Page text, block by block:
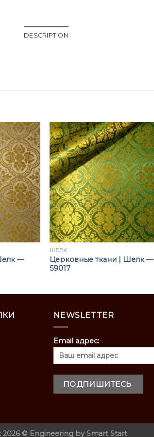
DESCRIPTION
—
ШЁЛК
Церковные ткани | Шелк —
59017
NEWSLETTER
Email адрес:
2026 © Engineering by Smart Start